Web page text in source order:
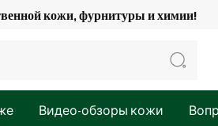
кожи, фурнитуры и химии!
Видео-обзоры кожи